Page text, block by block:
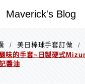
Maverick's Blog
/ 美日棒球手套訂做
/
味的手套~日製硬式
醬油